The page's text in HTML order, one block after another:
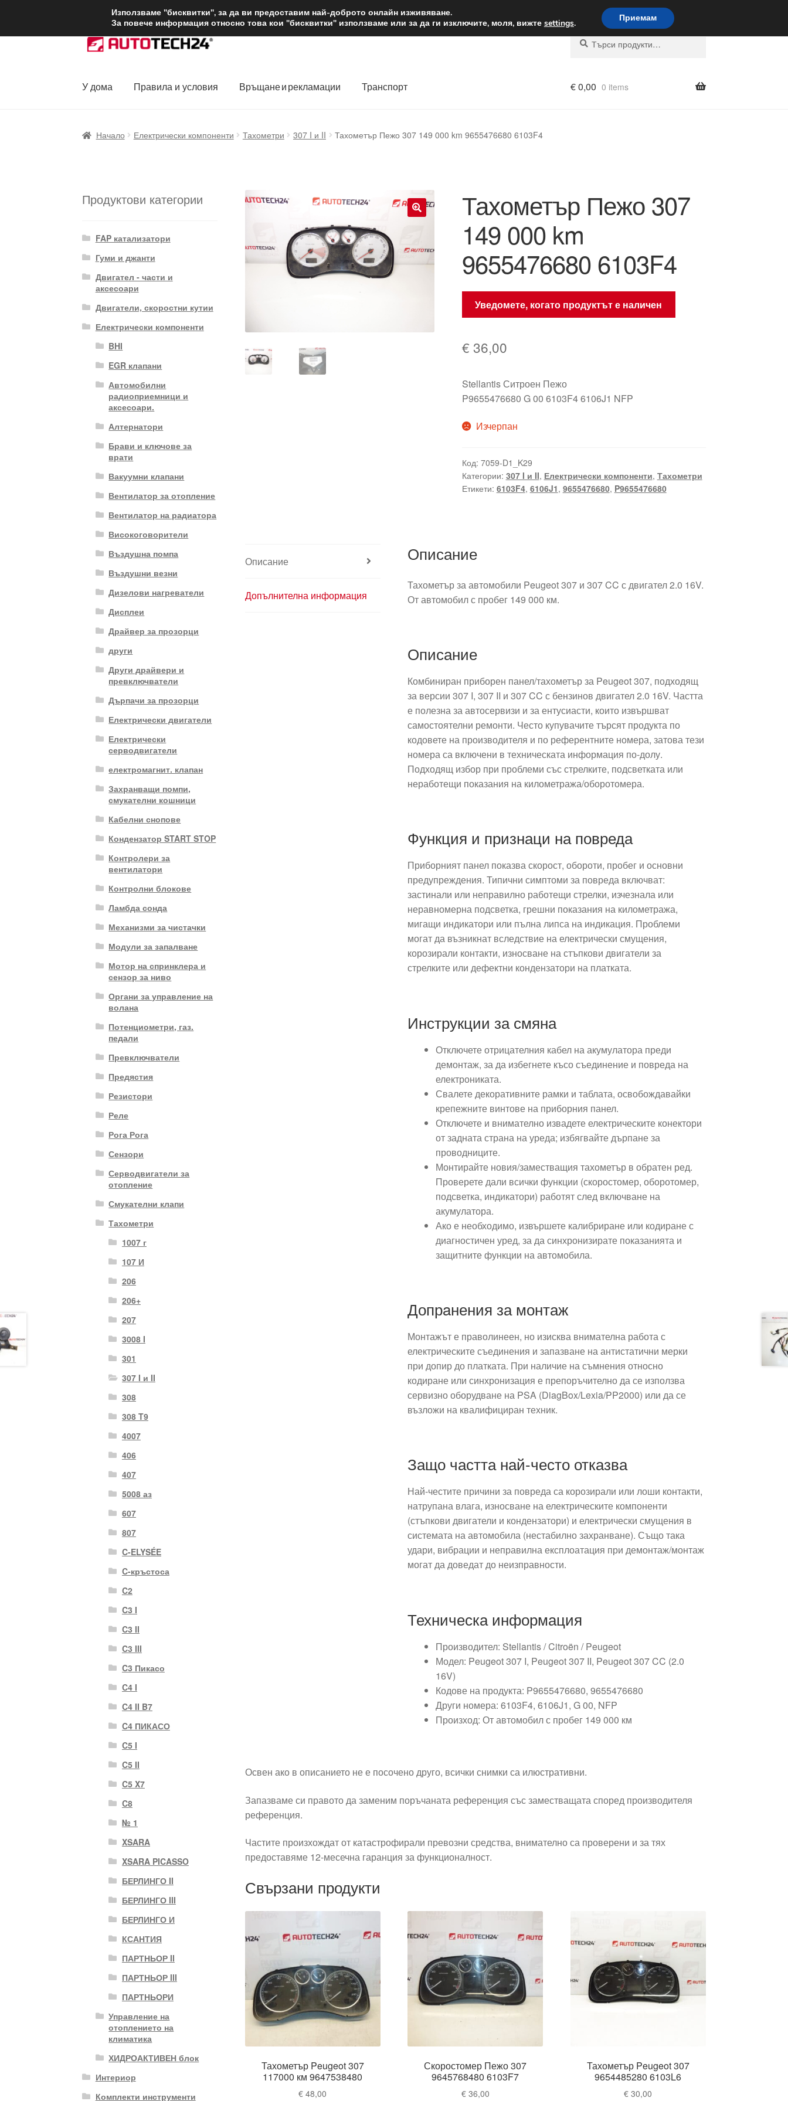
ДОСТАВКА от 12 лв. Доставка по целия свят
Skip
to
Skip
to
Търсене
Търсене
У дома Правила и условия Връщане и рекламации Транспорт €0,00 0 items
Начало Електрически компоненти Тахометри 307 I и II Тахометър Пежо 307 149 000 km 9655476680 6103F4
Тахометър Пежо 307
149 000 km
9655476680 6103F4
Уведомете, когато продуктът е наличен
€ 36,00
Stellantis Ситроен Пежо
P9655476680 G 00 6103F4 6106J1 NFP
Изчерпан
Код: 7059-D1_K29
Категории: 307 I и II, Електрически компоненти, Тахометри
Етикети: 6103F4, 6106J1, 9655476680, P9655476680
Описание
Допълнителна информация
Описание
Тахометър за автомобили Peugeot 307 и 307 CC с двигател 2.0 16V.
От автомобил с пробег 149 000 км.
Описание
Комбиниран приборен панел/тахометър за Peugeot 307, подходящ
за версии 307 I, 307 II и 307 CC с бензинов двигател 2.0 16V. Частта
е полезна за автосервизи и за ентусиасти, които извършват
самостоятелни ремонти. Често купувачите търсят продукта по
кодовете на производителя и по референтните номера, затова тези
номера са включени в техническата информация по-долу.
Подходящ избор при проблеми със стрелките, подсветката или
неработещи показания на километража/оборотомера.
Функция и признаци на повреда
Приборният панел показва скорост, обороти, пробег и основни
предупреждения. Типични симптоми за повреда включват:
застинали или неправилно работещи стрелки, изчезнала или
неравномерна подсветка, грешни показания на километража,
мигащи индикатори или пълна липса на индикация. Проблеми
могат да възникнат вследствие на електрически смущения,
корозирали контакти, износване на стъпкови двигатели за
стрелките или дефектни кондензатори на платката.
Инструкции за смяна
Отключете отрицателния кабел на акумулатора преди
демонтаж, за да избегнете късо съединение и повреда на
електрониката.
Свалете декоративните рамки и таблата, освобождавайки
крепежните винтове на приборния панел.
Отключете и внимателно извадете електрическите конектори
от задната страна на уреда; избягвайте дърпане за
проводниците.
Монтирайте новия/заместващия тахометър в обратен ред.
Проверете дали всички функции (скоростомер, оборотомер,
подсветка, индикатори) работят след включване на
акумулатора.
Ако е необходимо, извършете калибриране или кодиране с
диагностичен уред, за да синхронизирате показанията и
защитните функции на автомобила.
Допрaнения за монтаж
Монтажът е праволинеен, но изисква внимателна работа с
електрическите съединения и запазване на антистатични мерки
при допир до платката. При наличие на съмнения относно
кодиране или синхронизация е препоръчително да се използва
сервизно оборудване на PSA (DiagBox/Lexia/PP2000) или да се
възложи на квалифициран техник.
Защо частта най-често отказва
Най-честите причини за повреда са корозирали или лоши контакти,
натрупана влага, износване на електрическите компоненти
(стъпкови двигатели и кондензатори) и електрически смущения в
системата на автомобила (нестабилно захранване). Също така
удари, вибрации и неправилна експлоатация при демонтаж/монтаж
могат да доведат до неизправности.
Техническа информация
Производител: Stellantis / Citroën / Peugeot
Модел: Peugeot 307 I, Peugeot 307 II, Peugeot 307 CC (2.0
16V)
Кодове на продукта: P9655476680, 9655476680
Други номера: 6103F4, 6106J1, G 00, NFP
Произход: От автомобил с пробег 149 000 км
Освен ако в описанието не е посочено друго, всички снимки са илюстративни.
Запазваме си правото да заменим поръчаната референция със заместващата според производителя
референция.
Частите произхождат от катастрофирали превозни средства, внимателно са проверени и за тях
предоставяме 12-месечна гаранция за функционалност.
Свързани продукти
Тахометър Peugeot 307
117000 км 9647538480
€ 48,00
Скоростомер Пежо 307
9645768480 6103F7
€36,00
Тахометър Peugeot 307
9654485280 6103L6
€ 30,00
Продуктови категории
FAP катализатори
Гуми и джанти
Двигател - части и
аксесоари
Двигатели, скоростни кутии
Електрически компоненти
BHI
EGR клапани
Автомобилни
радиоприемници и
аксесоари.
Алтернатори
Брави и ключове за
врати
Вакуумни клапани
Вентилатор за отопление
Вентилатор на радиатора
Високоговорители
Въздушна помпа
Въздушни везни
Дизелови нагреватели
Дисплеи
Драйвер за прозорци
други
Други драйвери и
превключватели
Дърпачи за прозорци
Електрически двигатели
Електрически
серводвигатели
електромагнит. клапан
Захранващи помпи,
смукателни кошници
Кабелни снопове
Кондензатор START STOP
Контролери за
вентилатори
Контролни блокове
Ламбда сонда
Механизми за чистачки
Модули за запалване
Мотор на спринклера и
сензор за ниво
Органи за управление на
волана
Потенциометри, газ.
педали
Превключватели
Предястия
Резистори
Реле
Рога Рога
Сензори
Серводвигатели за
отопление
Смукателни клапи
Тахометри
1007 г
107 И
206
206+
207
3008 I
301
307 I и II
308
308 T9
4007
406
407
5008 аз
607
807
C-ELYSÉE
C-кръстоса
C2
C3 I
C3 II
C3 III
C3 Пикасо
C4 I
C4 II B7
C4 ПИКАСО
C5 I
C5 II
C5 X7
C8
№ 1
XSARA
XSARA PICASSO
БЕРЛИНГО II
БЕРЛИНГО III
БЕРЛИНГО И
КСАНТИЯ
ПАРТНЬОР II
ПАРТНЬОР III
ПАРТНЬОРИ
Управление на
отоплението на
климатика
ХИДРОАКТИВЕН блок
Интериор
Комплекти инструменти
Използваме "бисквитки", за да ви предоставим най-доброто онлайн изживяване.
За повече информация относно това кои "бисквитки" използваме или за да ги изключите, моля, вижте settings. Приемам